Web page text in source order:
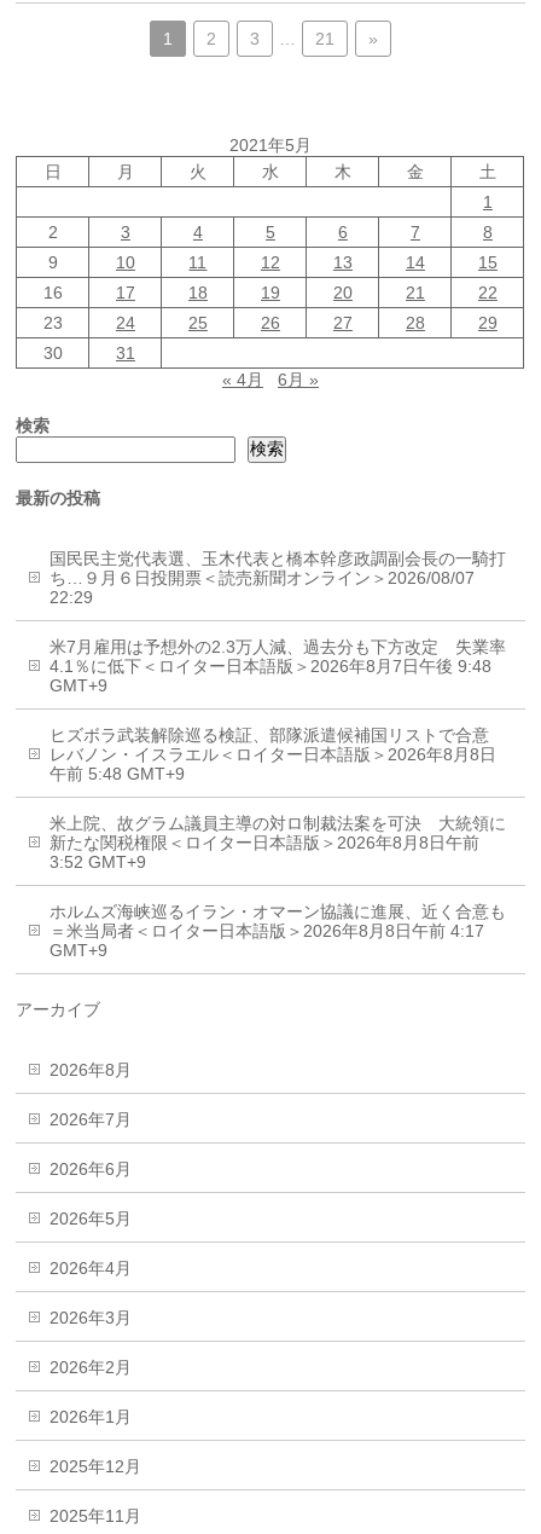
1 2 3 21 »
2021年5月
日
月 火 水 木 金
土
1
2
3 4 5 6 7
8
9
10 11 12 13 14
15
16
17 18 19 20 21
22
23
24 25 26 27 28
29
30
31
« 4月
6月 »
検索
検索
最新の投稿
国民民主党代表選、玉木代表と橋本幹彦政調副会長の一騎打
ち…９月６日投開票＜読売新聞オンライン＞2026/08/07
22:29
米7月雇用は予想外の2.3万人減、過去分も下方改定 失業率
4.1％に低下＜ロイター日本語版＞2026年8月7日午後 9:48
GMT+9
ヒズボラ武装解除巡る検証、部隊派遣候補国リストで合意
レバノン・イスラエル＜ロイター日本語版＞2026年8月8日
午前 5:48 GMT+9
米上院、故グラム議員主導の対ロ制裁法案を可決 大統領に
新たな関税権限＜ロイター日本語版＞2026年8月8日午前
3:52 GMT+9
ホルムズ海峡巡るイラン・オマーン協議に進展、近く合意も
＝米当局者＜ロイター日本語版＞2026年8月8日午前 4:17
GMT+9
アーカイブ
2026年8月
2026年7月
2026年6月
2026年5月
2026年4月
2026年3月
2026年2月
2026年1月
2025年12月
2025年11月